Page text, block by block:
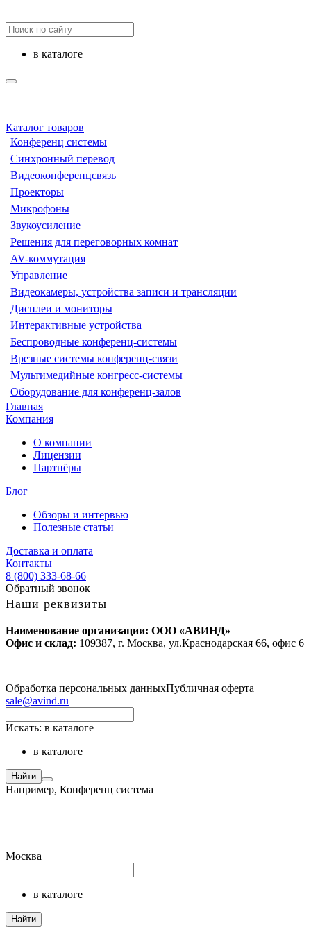
в каталоге
Каталог товаров
Конференц системы
Синхронный перевод
Видеоконференцсвязь
Проекторы
Микрофоны
Звукоусиление
Решения для переговорных комнат
AV-коммутация
Управление
Видеокамеры, устройства записи и трансляции
Дисплеи и мониторы
Интерактивные устройства
Беспроводные конференц-системы
Врезные системы конференц-связи
Мультимедийные конгресс-системы
Оборудование для конференц-залов
Главная
Компания
О компании
Лицензии
Партнёры
Блог
Обзоры и интервью
Полезные статьи
Доставка и оплата
Контакты
8 (800) 333-68-66
Обратный звонок
Наши реквизиты
Наименование организации: ООО «АВИНД»
Офис и склад: 109387, г. Москва, ул.Краснодарская 66, офис 6
Обработка персональных данныхПубличная оферта
sale@avind.ru
Искать: в каталоге
в каталоге
Найти
Например, Конференц система
Москва
в каталоге
Найти